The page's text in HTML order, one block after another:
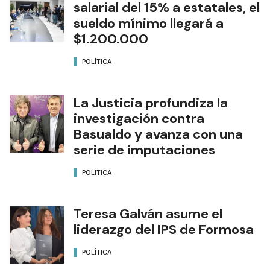
salarial del 15% a estatales, el
sueldo mínimo llegará a
$1.200.000
POLÍTICA
La Justicia profundiza la
investigación contra
Basualdo y avanza con una
serie de imputaciones
POLÍTICA
Teresa Galván asume el
liderazgo del IPS de Formosa
POLÍTICA